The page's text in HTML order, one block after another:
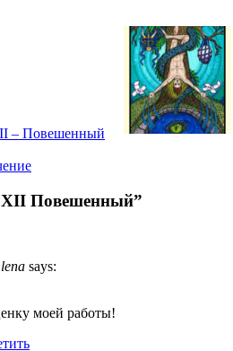
– Повешенный
Повешенный”
says:
моей работы!